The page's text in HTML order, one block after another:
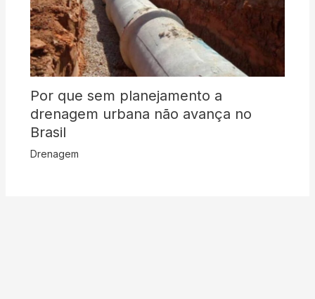
Por que sem planejamento a
drenagem urbana não avança no
Brasil
Drenagem